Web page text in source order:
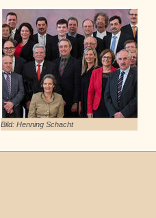
Bild: Henning Schacht